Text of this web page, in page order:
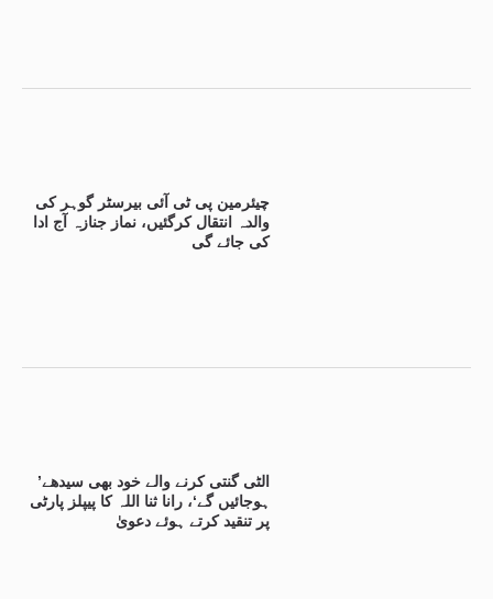
چیئرمین پی ٹی آئی بیرسٹر گوہر کی
والدہ انتقال کرگئیں، نماز جنازہ آج ادا
کی جائے گی
’الٹی گنتی کرنے والے خود بھی سیدھے
ہوجائیں گے‘، رانا ثنا اللہ کا پیپلز پارٹی
پر تنقید کرتے ہوئے دعویٰ